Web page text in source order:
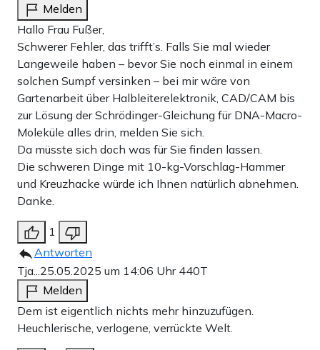
Melden
Hallo Frau Fußer,
Schwerer Fehler, das trifft’s. Falls Sie mal wieder
Langeweile haben – bevor Sie noch einmal in einem
solchen Sumpf versinken – bei mir wäre von
Gartenarbeit über Halbleiterelektronik, CAD/CAM bis
zur Lösung der Schrödinger-Gleichung für DNA-Macro-
Moleküle alles drin, melden Sie sich.
Da müsste sich doch was für Sie finden lassen.
Die schweren Dinge mit 10-kg-Vorschlag-Hammer
und Kreuzhacke würde ich Ihnen natürlich abnehmen.
Danke.
1
Antworten
Tja... 25.05.2025 um 14:06 Uhr 440T
Melden
Dem ist eigentlich nichts mehr hinzuzufügen.
Heuchlerische, verlogene, verrückte Welt.